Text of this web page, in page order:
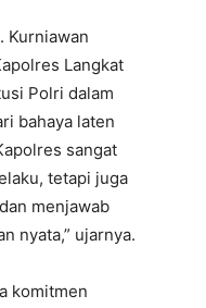
Kurniawan
Langkat
Polri dalam
bahaya laten
sangat
tetapi juga
menjawab
nyata,” ujarnya.
komitmen